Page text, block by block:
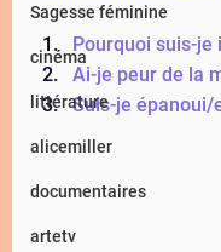
Sagesse féminine
cinéma
littérature
alicemiller
documentaires
artetv
Pourquoi suis-je
Ai-je peur de la
Suis-je épanoui/